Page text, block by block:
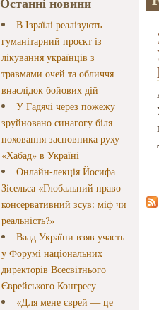
В Ізраїлі реалізують
гуманітарний проєкт із
лікування українців з
травмами очей та обличчя
внаслідок бойових дій
У Гадячі через пожежу
зруйновано синагогу біля
поховання засновника руху
«Хабад» в Україні
Онлайн-лекція Йосифа
Зісельса «Глобальний право-
консервативний зсув: міф чи
реальність?»
Ваад України взяв участь
у Форумі національних
директорів Всесвітнього
Єврейського Конгресу
«Для мене єврей — це